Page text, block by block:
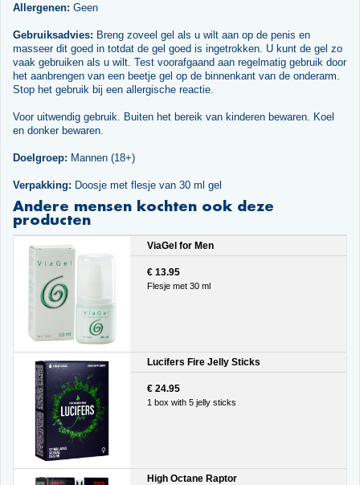
Allergenen: Geen
Gebruiksadvies: Breng zoveel gel als u wilt aan op de penis en
masseer dit goed in totdat de gel goed is ingetrokken. U kunt de gel zo
vaak gebruiken als u wilt. Test voorafgaand aan regelmatig gebruik door
het aanbrengen van een beetje gel op de binnenkant van de onderarm.
Stop het gebruik bij een allergische reactie.
Voor uitwendig gebruik. Buiten het bereik van kinderen bewaren. Koel
en donker bewaren.
Doelgroep: Mannen (18+)
Verpakking: Doosje met flesje van 30 ml gel
Andere mensen kochten ook deze
producten
ViaGel for Men
€ 13.95
Flesje met 30 ml
Lucifers Fire Jelly Sticks
€ 24.95
1 box with 5 jelly sticks
High Octane Raptor